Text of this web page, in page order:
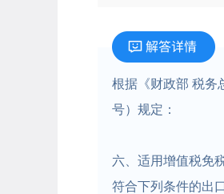
根据《财政部 税务
号）规定：
六、适用增值税免
符合下列条件的出